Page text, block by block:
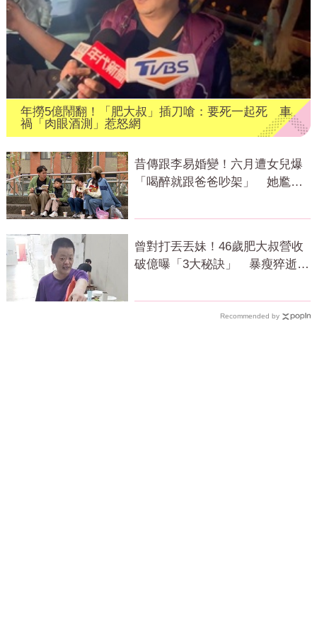
年撈5億鬧翻！「肥大叔」插刀嗆：要死一起死 車
禍「肉眼酒測」惹怒網
昔傳跟李易婚變！六月遭女兒爆
「喝醉就跟爸爸吵架」 她尷尬
曾對打丟丟妹！46歲肥大叔營收
破億曝「3大秘訣」 暴瘦猝逝震
Recommended by